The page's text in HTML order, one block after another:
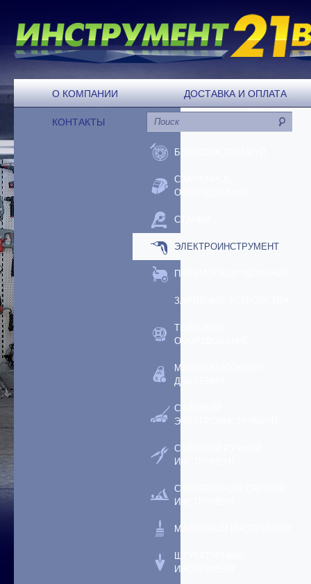
О КОМПАНИИ ДОСТАВКА И ОПЛАТА
КОНТАКТЫ
БЕНЗОИНСТРУМЕНТ
СВАРОЧНОЕ
ОБОРУДОВАНИЕ
СТАНКИ
ЭЛЕКТРОИНСТРУМЕНТ
ПНЕВМООБОРУДОВАНИЕ
ЗАРЯДНЫЕ УСТРОЙСТВА
ТЕПЛОВОЕ
ОБОРУДОВАНИЕ
МОЙКИ ВЫСОКОГО
ДАВЛЕНИЯ
САДОВЫЙ
ЭЛЕКТРОИНСТРУМЕНТ
САДОВЫЙ РУЧНОЙ
ИНСТРУМЕНТ
СТОЛЯРНО-СЛЕСАРНЫЙ
ИНСТРУМЕНТ
МАЛЯРНЫЙ ИНСТРУМЕНТ
ШТУКАТУРНЫЙ
ИНСТРУМЕНТ